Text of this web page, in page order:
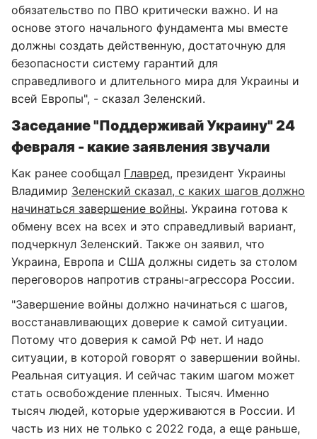
обязательство по ПВО критически важно. И на
основе этого начального фундамента мы вместе
должны создать действенную, достаточную для
безопасности систему гарантий для
справедливого и длительного мира для Украины и
всей Европы", - сказал Зеленский.
Заседание "Поддерживай Украину" 24
февраля - какие заявления звучали
Как ранее сообщал Главред, президент Украины
Владимир Зеленский сказал, с каких шагов должно
начинаться завершение войны. Украина готова к
обмену всех на всех и это справедливый вариант,
подчеркнул Зеленский. Также он заявил, что
Украина, Европа и США должны сидеть за столом
переговоров напротив страны-агрессора России.
"Завершение войны должно начинаться с шагов,
восстанавливающих доверие к самой ситуации.
Потому что доверия к самой РФ нет. И надо
ситуации, в которой говорят о завершении войны.
Реальная ситуация. И сейчас таким шагом может
стать освобождение пленных. Тысяч. Именно
тысяч людей, которые удерживаются в России. И
часть из них не только с 2022 года, а еще раньше,